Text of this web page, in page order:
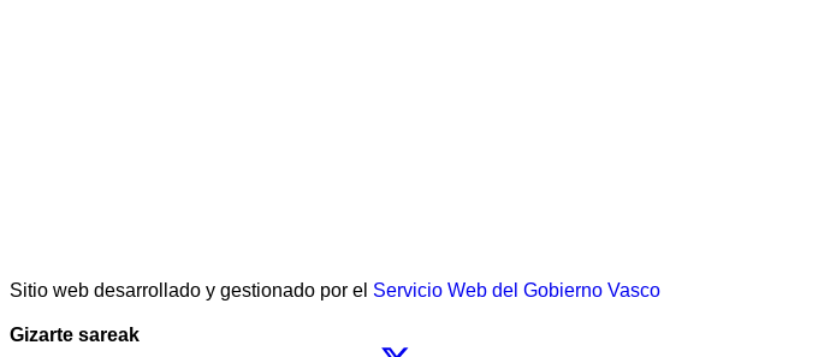
Sitio web desarrollado y gestionado por el Servicio Web del Gobierno Vasco
Gizarte sareak